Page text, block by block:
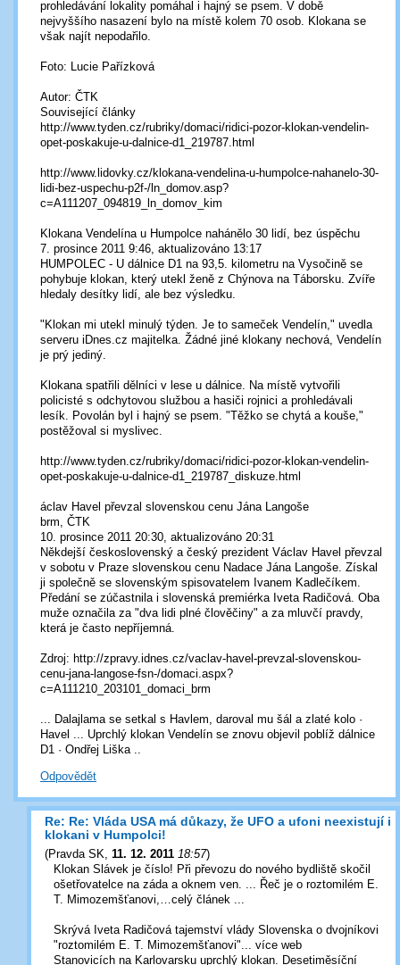
prohledávání lokality pomáhal i hajný se psem. V době
nejvyššího nasazení bylo na místě kolem 70 osob. Klokana se
však najít nepodařilo.
Foto: Lucie Pařízková
Autor: ČTK
Související články
http://www.tyden.cz/rubriky/domaci/ridici-pozor-klokan-vendelin-
opet-poskakuje-u-dalnice-d1_219787.html
http://www.lidovky.cz/klokana-vendelina-u-humpolce-nahanelo-30-
lidi-bez-uspechu-p2f-/ln_domov.asp?
c=A111207_094819_ln_domov_kim
Klokana Vendelína u Humpolce nahánělo 30 lidí, bez úspěchu
7. prosince 2011 9:46, aktualizováno 13:17
HUMPOLEC - U dálnice D1 na 93,5. kilometru na Vysočině se
pohybuje klokan, který utekl ženě z Chýnova na Táborsku. Zvíře
hledaly desítky lidí, ale bez výsledku.
"Klokan mi utekl minulý týden. Je to sameček Vendelín," uvedla
serveru iDnes.cz majitelka. Žádné jiné klokany nechová, Vendelín
je prý jediný.
Klokana spatřili dělníci v lese u dálnice. Na místě vytvořili
policisté s odchytovou službou a hasiči rojnici a prohledávali
lesík. Povolán byl i hajný se psem. "Těžko se chytá a kouše,"
postěžoval si myslivec.
http://www.tyden.cz/rubriky/domaci/ridici-pozor-klokan-vendelin-
opet-poskakuje-u-dalnice-d1_219787_diskuze.html
áclav Havel převzal slovenskou cenu Jána Langoše
brm, ČTK
10. prosince 2011 20:30, aktualizováno 20:31
Někdejší československý a český prezident Václav Havel převzal
v sobotu v Praze slovenskou cenu Nadace Jána Langoše. Získal
ji společně se slovenským spisovatelem Ivanem Kadlečíkem.
Předání se zúčastnila i slovenská premiérka Iveta Radičová. Oba
muže označila za "dva lidi plné člověčiny" a za mluvčí pravdy,
která je často nepříjemná.
Zdroj: http://zpravy.idnes.cz/vaclav-havel-prevzal-slovenskou-
cenu-jana-langose-fsn-/domaci.aspx?
c=A111210_203101_domaci_brm
... Dalajlama se setkal s Havlem, daroval mu šál a zlaté kolo ·
Havel ... Uprchlý klokan Vendelín se znovu objevil poblíž dálnice
D1 · Ondřej Liška ..
Odpovědět
Re: Re: Vláda USA má důkazy, že UFO a ufoni neexistují i
klokani v Humpolci!
(Pravda SK, 11. 12. 2011 18:57)
Klokan Slávek je číslo! Při převozu do nového bydliště skočil
ošetřovatelce na záda a oknem ven. ... Řeč je o roztomilém E.
T. Mimozemšťanovi,…celý článek ...
Skrývá Iveta Radičová tajemství vlády Slovenska o dvojníkovi
"roztomilém E. T. Mimozemšťanovi"... více web
Stanovicích na Karlovarsku uprchlý klokan. Desetiměsíční